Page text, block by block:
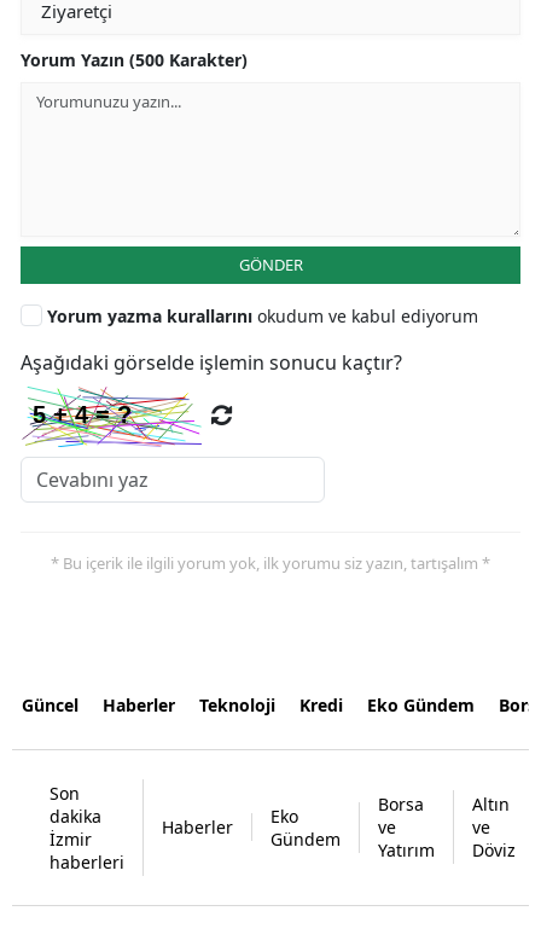
Yorum Yazın (500 Karakter)
GÖNDER
Yorum yazma kurallarını okudum ve kabul ediyorum
Aşağıdaki görselde işlemin sonucu kaçtır?
* Bu içerik ile ilgili yorum yok, ilk yorumu siz yazın, tartışalım *
Güncel Haberler Teknoloji Kredi Eko Gündem
Son
dakika
İzmir
haberleri
Haberler
Eko
Gündem
Borsa
ve
Yatırım
Altın
ve
Döviz